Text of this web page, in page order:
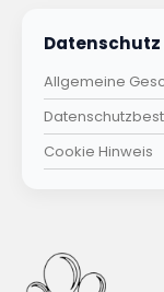
Allgemeine
Cookie Hinweis